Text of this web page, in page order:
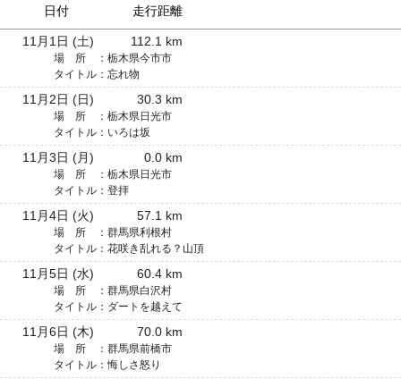
日付 走行距離
11月1日 (土) 112.1 km
場 所 ： 栃木県今市市
タイトル： 忘れ物
11月2日 (日) 30.3 km
場 所 ： 栃木県日光市
タイトル： いろは坂
11月3日 (月) 0.0 km
場 所 ： 栃木県日光市
タイトル： 登拝
11月4日 (火) 57.1 km
場 所 ： 群馬県利根村
タイトル： 花咲き乱れる？山頂
11月5日 (水) 60.4 km
場 所 ： 群馬県白沢村
タイトル： ダートを越えて
11月6日 (木) 70.0 km
場 所 ： 群馬県前橋市
タイトル： 悔しさ怒り